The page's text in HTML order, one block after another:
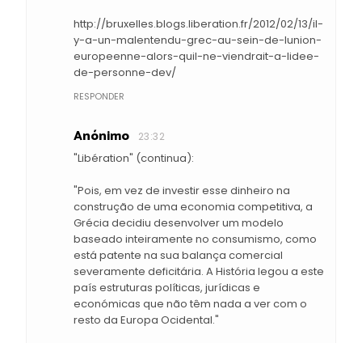
http://bruxelles.blogs.liberation.fr/2012/02/13/il-
y-a-un-malentendu-grec-au-sein-de-lunion-
europeenne-alors-quil-ne-viendrait-a-lidee-
de-personne-dev/
RESPONDER
Anónimo 23:32
"Libération" (continua):
"Pois, em vez de investir esse dinheiro na
construção de uma economia competitiva, a
Grécia decidiu desenvolver um modelo
baseado inteiramente no consumismo, como
está patente na sua balança comercial
severamente deficitária. A História legou a este
país estruturas políticas, jurídicas e
económicas que não têm nada a ver com o
resto da Europa Ocidental."